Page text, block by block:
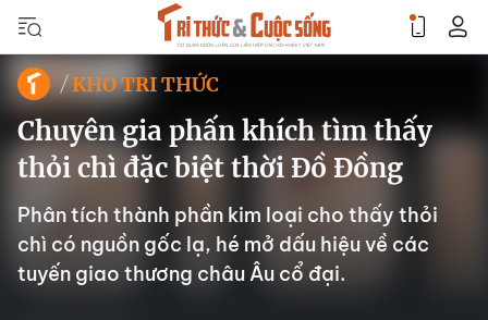
KHO TRI THỨC
Chuyên gia phấn khích tìm thấy
thỏi chì đặc biệt thời Đồ Đồng
Phân tích thành phần kim loại cho thấy thỏi
chì có nguồn gốc lạ, hé mở dấu hiệu về các
tuyến giao thương châu Âu cổ đại.